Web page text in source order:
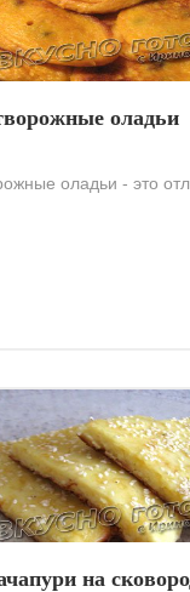
оладьи
оладьи - это
на